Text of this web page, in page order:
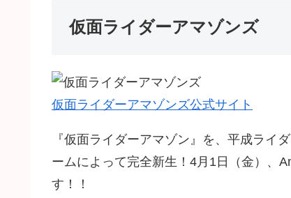
仮面ライダーアマゾンズ
仮面ライダーアマゾンズ公式サイト
『仮面ライダーアマゾン』を、平成ライ
ームによって完全新生！4月1日（金）、
す！！